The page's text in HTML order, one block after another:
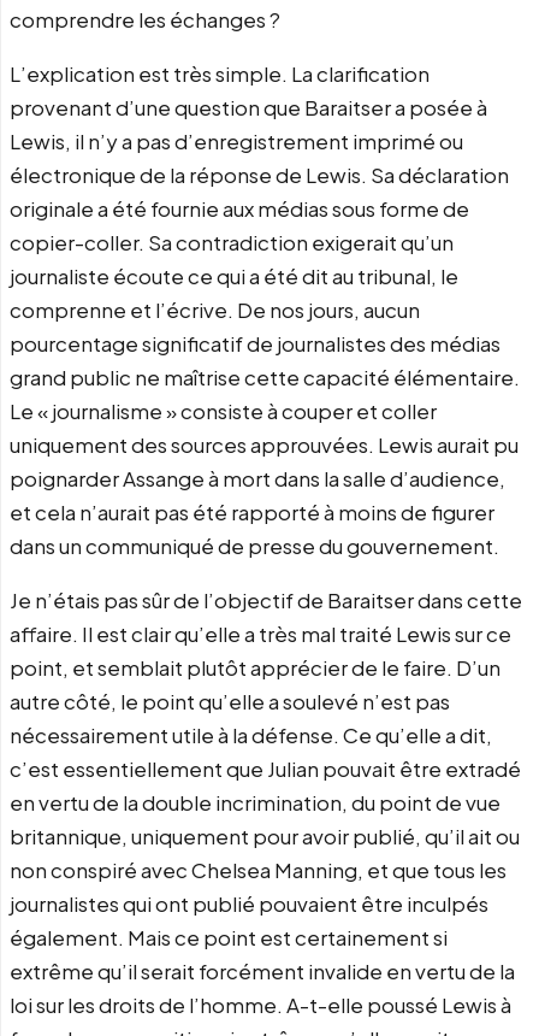
comprendre les échanges ?
L’explication est très simple. La clarification
provenant d’une question que Baraitser a posée à
Lewis, il n’y a pas d’enregistrement imprimé ou
électronique de la réponse de Lewis. Sa déclaration
originale a été fournie aux médias sous forme de
copier-coller. Sa contradiction exigerait qu’un
journaliste écoute ce qui a été dit au tribunal, le
comprenne et l’écrive. De nos jours, aucun
pourcentage significatif de journalistes des médias
grand public ne maîtrise cette capacité élémentaire.
Le « journalisme » consiste à couper et coller
uniquement des sources approuvées. Lewis aurait pu
poignarder Assange à mort dans la salle d’audience,
et cela n’aurait pas été rapporté à moins de figurer
dans un communiqué de presse du gouvernement.
Je n’étais pas sûr de l’objectif de Baraitser dans cette
affaire. Il est clair qu’elle a très mal traité Lewis sur ce
point, et semblait plutôt apprécier de le faire. D’un
autre côté, le point qu’elle a soulevé n’est pas
nécessairement utile à la défense. Ce qu’elle a dit,
c’est essentiellement que Julian pouvait être extradé
en vertu de la double incrimination, du point de vue
britannique, uniquement pour avoir publié, qu’il ait ou
non conspiré avec Chelsea Manning, et que tous les
journalistes qui ont publié pouvaient être inculpés
également. Mais ce point est certainement si
extrême qu’il serait forcément invalide en vertu de la
loi sur les droits de l’homme. A-t-elle poussé Lewis à